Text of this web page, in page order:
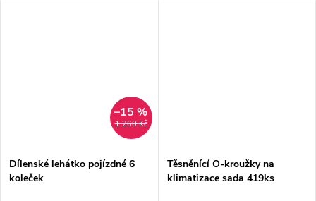
1 260 Kč
–15 %
Dílenské lehátko pojízdné 6
koleček
Těsněnící O-kroužky na
klimatizace sada 419ks